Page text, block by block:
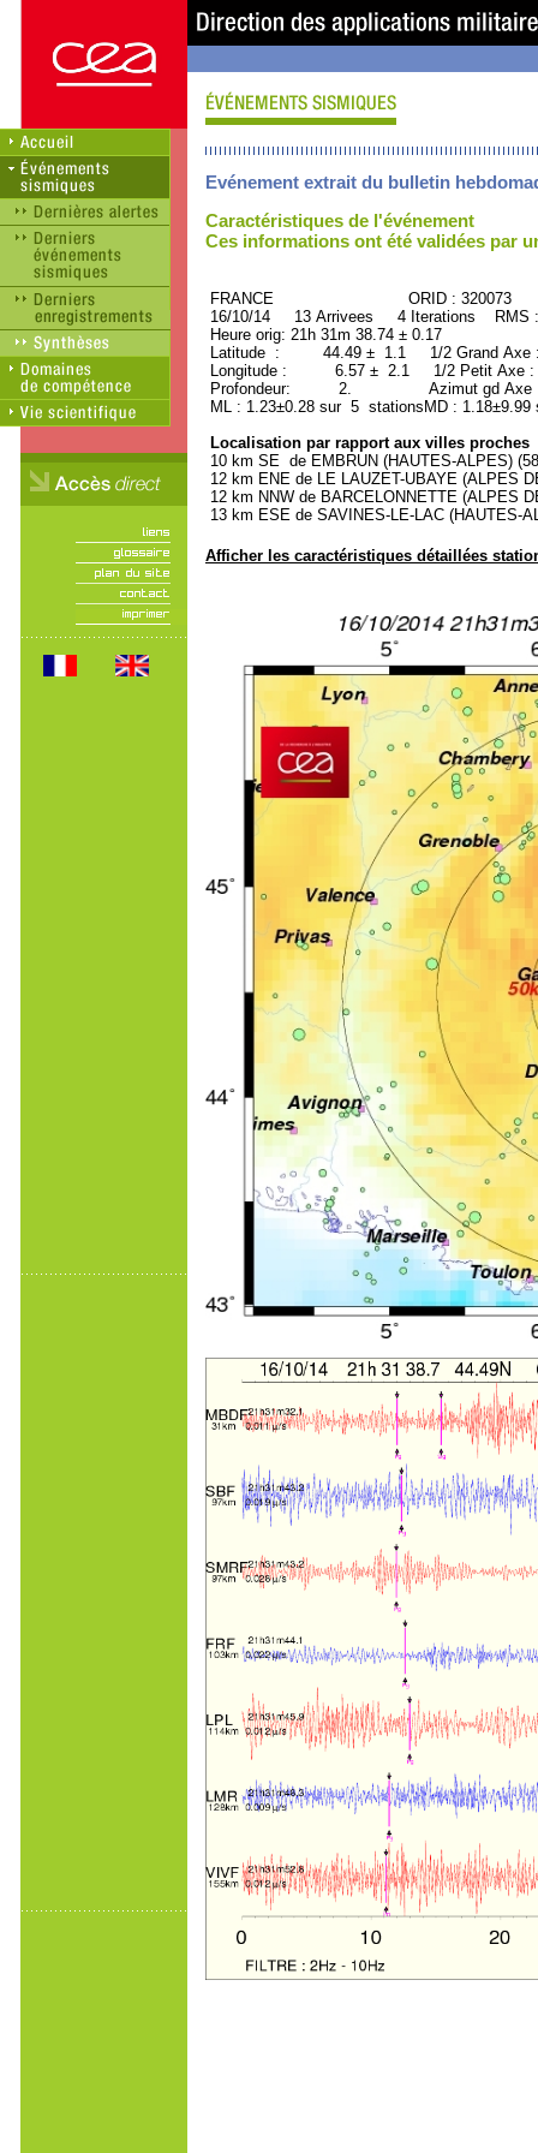
Evénement extrait du bulletin
Caractéristiques de l'événement
Ces informations ont été validées par
FRANCE ORID : 320073
16/10/14 13 Arrivees 4 Iterations RMS
Heure orig: 21h 31m 38.74 ± 0.17
Latitude : 44.49 ± 1.1 1/2 Grand
Longitude : 6.57 ± 2.1 1/2 Petit Axe
Profondeur: 2. Azimut gd Axe :
ML : 1.23±0.28 sur 5 stationsMD :
Localisation par rapport aux villes proches
10 km SE de EMBRUN (HAUTES-ALPES)
12 km ENE de LE LAUZET-UBAYE (ALPES
12 km NNW de BARCELONNETTE (ALPES
13 km ESE de SAVINES-LE-LAC (HAUTES-
Afficher les caractéristiques détaillées